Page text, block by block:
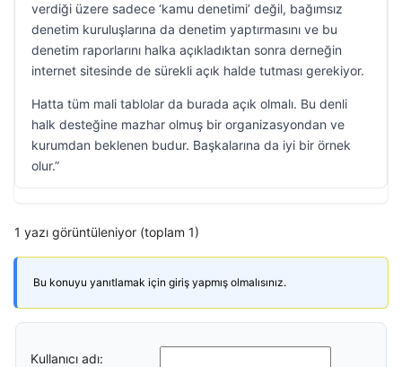
verdiği üzere sadece ‘kamu denetimi’ değil, bağımsız
denetim kuruluşlarına da denetim yaptırmasını ve bu
denetim raporlarını halka açıkladıktan sonra derneğin
internet sitesinde de sürekli açık halde tutması gerekiyor.
Hatta tüm mali tablolar da burada açık olmalı. Bu denli
halk desteğine mazhar olmuş bir organizasyondan ve
kurumdan beklenen budur. Başkalarına da iyi bir örnek
olur.”
1 yazı görüntüleniyor (toplam 1)
Bu konuyu yanıtlamak için giriş yapmış olmalısınız.
Kullanıcı adı: